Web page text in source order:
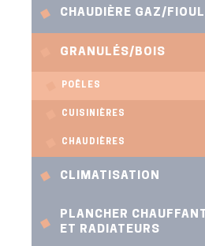
CHAUDIÈRE GAZ/FIOUL
GRANULÉS/BOIS
POÊLES
CUISINIÈRES
CHAUDIÈRES
CLIMATISATION
PLANCHER CHAUFFANT
ET RADIATEURS